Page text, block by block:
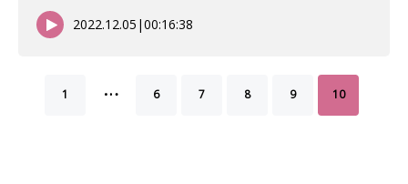
2022.12.05 |00:16:38
1 … 6 7 8 9 10